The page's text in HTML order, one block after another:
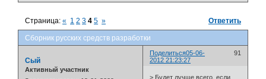
Сборник русских средств разработки
Страница:« 1 2 3 4 5 » Ответить
Поделиться 91
05-06-
2012 21:23:27
Сый
Активный участник
> Будет лучше всего, если